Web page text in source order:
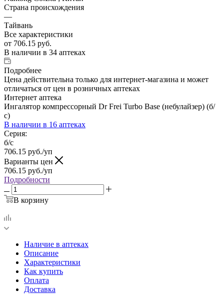
Страна происхождения
—
Тайвань
Все характеристики
от 706.15 руб.
В наличии в 34 аптеках
Подробнее
Цена действительна только для интернет-магазина и может
отличаться от цен в розничных аптеках
Интернет аптека
Ингалятор компрессорный Dr Frei Turbo Base (небулайзер) (б/
с)
В наличии в 16 аптеках
Серия:
б/с
706.15 руб./уп
Варианты цен
706.15 руб./уп
Подробности
В корзину
Наличие в аптеках
Описание
Характеристики
Как купить
Оплата
Доставка